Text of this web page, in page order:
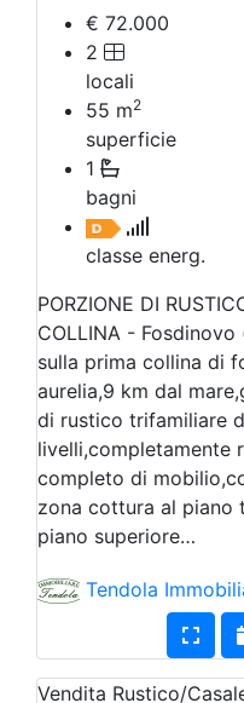
€ 72.000
2
locali
55 m2
superficie
1
bagni
classe energ.
PORZIONE DI
COLLINA -
sulla prima collina di
aurelia,9 km dal
di rustico trifamiliare
livelli,completamente
completo di
zona cottura al piano
piano superiore…
Tendola
Vendita Rustico/